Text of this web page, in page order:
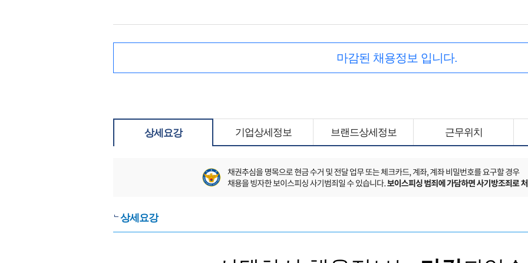
마감된 채용정보 입니다.
상세요강 기업상세정보 브랜드상세정보 근무위치
상세요강